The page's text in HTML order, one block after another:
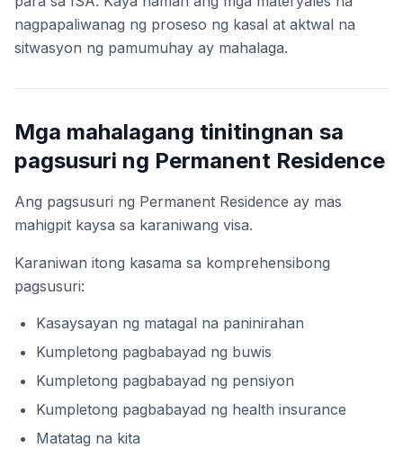
nagpapaliwanag ng proseso ng kasal at aktwal na
sitwasyon ng pamumuhay ay mahalaga.
Mga mahalagang tinitingnan sa
pagsusuri ng Permanent Residence
Ang pagsusuri ng Permanent Residence ay mas
mahigpit kaysa sa karaniwang visa.
Karaniwan itong kasama sa komprehensibong
pagsusuri:
Kasaysayan ng matagal na paninirahan
Kumpletong pagbabayad ng buwis
Kumpletong pagbabayad ng pensiyon
Kumpletong pagbabayad ng health insurance
Matatag na kita